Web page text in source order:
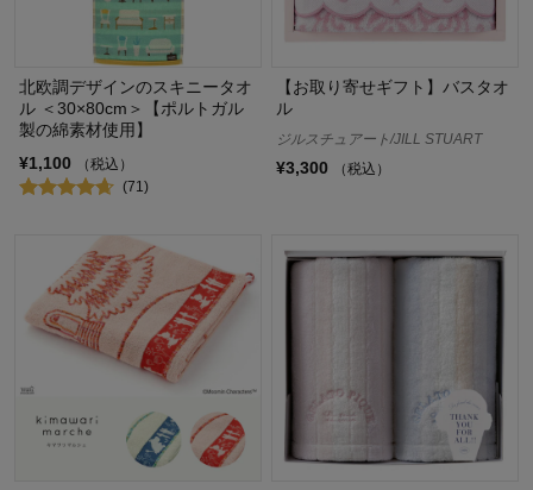
北欧調デザインのスキニータオ
ル ＜30×80cm＞【ポルトガル
製の綿素材使用】
¥1,100
（税込）
(71)
【お取り寄せギフト】バスタオ
ル
ジルスチュアート/JILL STUART
¥3,300 （税込）